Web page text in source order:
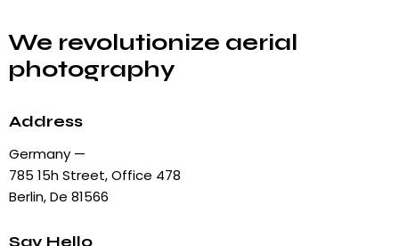
We revolutionize aerial
photography
Address
Germany —
785 15h Street, Office 478
Berlin, De 81566
Say Hello